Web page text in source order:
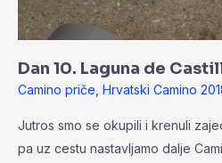
Dan 10. Laguna de
Camino priče Hrvatski Camino
Jutros smo se okupili i krenuli
pa uz cestu nastavljamo dalje